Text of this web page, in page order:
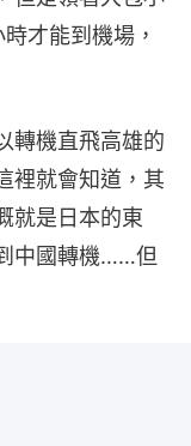
才能到機場，
轉機直飛高雄的
裡就會知道，其
就是日本的東
中國轉機……但